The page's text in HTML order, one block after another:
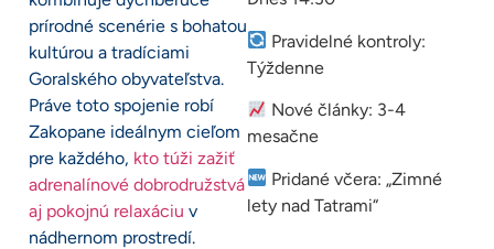
prírodné scenérie s bohatou
kultúrou a tradíciami
Goralského obyvateľstva.
Práve toto spojenie robí
Zakopane ideálnym cieľom
pre každého, kto túži zažiť
adrenalínové dobrodružstvá
aj pokojnú relaxáciu v
nádhernom prostredí.
Pravidelné kontroly:
Týždenne
Nové články: 3-4
mesačne
Pridané včera: „Zimné
lety nad Tatrami“